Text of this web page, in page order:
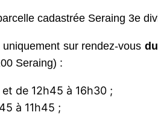
cadastrée Seraing 3e
sur rendez-vous
Seraing) :
de 12h45 à 16h30 ;
à 11h45 ;